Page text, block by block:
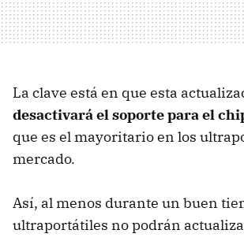
La clave está en que esta
desactivará el soporte para el
que es el mayoritario en los
mercado.
Así, al menos durante un buen
ultraportátiles no podrán